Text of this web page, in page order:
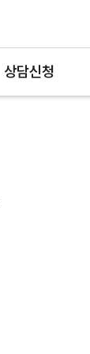
상담신청